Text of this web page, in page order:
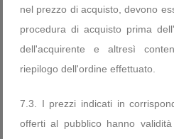
nel prezzo di acquisto, devono
procedura di acquisto prima
dell'acquirente e altresì
riepilogo dell'ordine effettuato.
7.3. I prezzi indicati in
offerti al pubblico hanno